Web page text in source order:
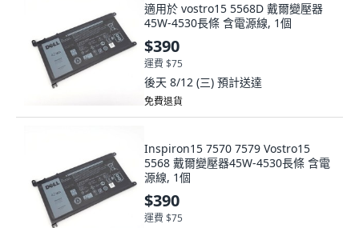
適用於 vostro15 5568D 戴爾變壓器
45W-4530長條 含電源線, 1個
$390
運費 $75
後天 8/12 (三) 預計送達
免費退貨
Inspiron15 7570 7579 Vostro15
5568 戴爾變壓器45W-4530長條 含電
源線, 1個
$390
運費 $75